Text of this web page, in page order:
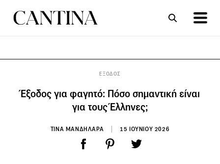
ΕΞΟΔΟΣ
Έξοδος για φαγητό: Πόσο σημαντική είναι
για τους Έλληνες;
ΤΙΝΑ ΜΑΝΔΗΛΑΡΑ 15 ΙΟΥΝΙΟΥ 2026